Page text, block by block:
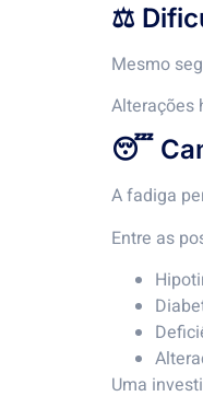
⚖️
Mesmo
Alterações
😴
A fadiga
Entre as
Uma